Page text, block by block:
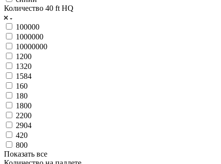
Количество 40 ft HQ
100000
1000000
10000000
1200
1320
1584
160
180
1800
2200
2904
420
800
Показать все